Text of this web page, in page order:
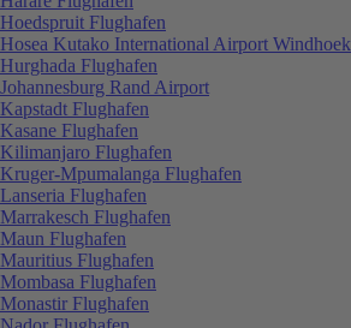
Hoedspruit Flughafen
Hosea Kutako International Airport Windhoek
Hurghada Flughafen
Johannesburg Rand Airport
Kapstadt Flughafen
Kasane Flughafen
Kilimanjaro Flughafen
Kruger-Mpumalanga Flughafen
Lanseria Flughafen
Marrakesch Flughafen
Maun Flughafen
Mauritius Flughafen
Mombasa Flughafen
Monastir Flughafen